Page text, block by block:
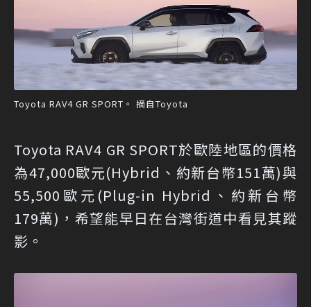
Toyota RAV4 GR SPORT。 摘自Toyota
Toyota RAV4 GR SPORT於歐陸地區的價格
為47,000歐元(Hybrid、約新台幣151萬)與
55,500歐元(Plug-in Hybrid、約新台幣
179萬)，希望能早日在台灣街道中看見其蹤
影。